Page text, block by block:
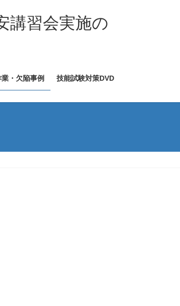
講習会実施の
・欠陥事例 技能試験対策DVD